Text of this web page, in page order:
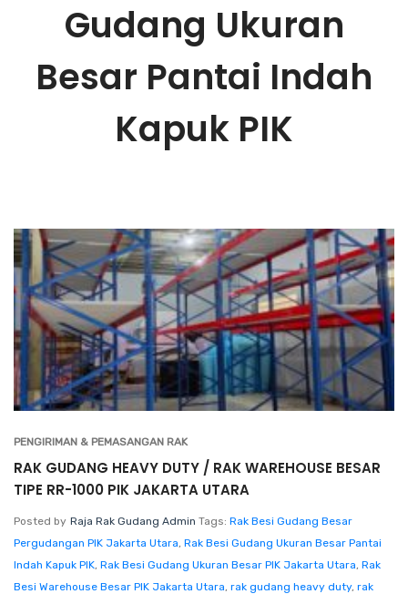
Gudang Ukuran
Besar Pantai Indah
Kapuk PIK
PENGIRIMAN & PEMASANGAN RAK
RAK GUDANG HEAVY DUTY / RAK WAREHOUSE BESAR
TIPE RR-1000 PIK JAKARTA UTARA
Posted by Raja Rak Gudang Admin Tags: Rak Besi Gudang Besar
Pergudangan PIK Jakarta Utara, Rak Besi Gudang Ukuran Besar Pantai
Indah Kapuk PIK, Rak Besi Gudang Ukuran Besar PIK Jakarta Utara, Rak
Besi Warehouse Besar PIK Jakarta Utara, rak gudang heavy duty, rak